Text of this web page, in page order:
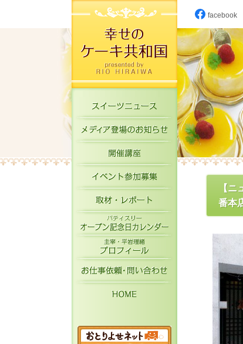
スイーツニュ
メディア登場
開催講座
イベント参加
取材・レポート
パティスリー
主宰・平岩理
お仕事依頼・
facebook
【
番本